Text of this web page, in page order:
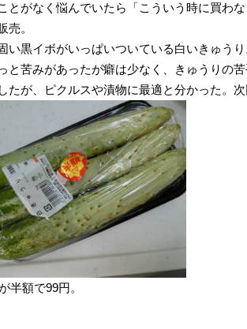
とがなく悩んでいたら「こういう時に買わ
売。
い黒イボがいっぱいついている白いきゅう
と苦みがあったが癖は少なく、きゅうりの
たが、ピクルスや漬物に最適と分かった。次
半額で99円。